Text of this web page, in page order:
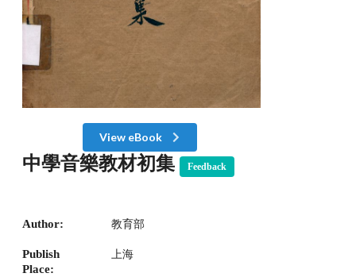
View eBook
中學音樂教材初集 Feedback
Author: 教育部
Publish
Place:
上海